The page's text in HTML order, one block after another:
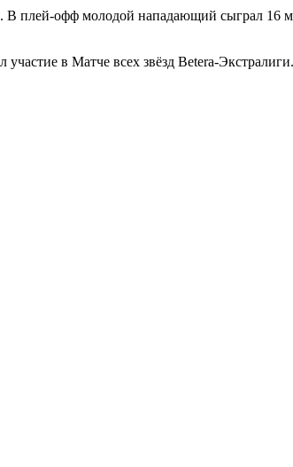
В плей-офф молодой нападающий сыграл 16
в Матче всех звёзд Betera-Экстралиги.